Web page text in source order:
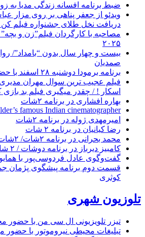
ضبط برنامه افسانه زندگی مدیا به
ویدئو از جعفر پناهی بر روی مزار
دریافت نخل طلای جشنواره فیلم کن ۲۰۲۵
مصاحبه با کارگردان فیلم”زن و
۲۰۲۵
بیست و چهار سال بدون “بامداد”/
صمدیان
برنامه برمودا دوشنبه ۲۸ اسفند با حضور ایرج حسابی
فیلم عجیب ترین سوال مهران مدیری
اسکار ! / چقدر میگیری فیلم بد
بهاره افشاری در برنامه ۲شات
famous Indian cinematographer
امیرمهدی ژوله در برنامه ۲شات
رضا کیانیان در برنامه ۲ شات
محمد بحرانی در برنامه ۲شات/ ۲شات فصل ۱ قسمت ۲
کامبیز دیرباز در برنامه دوشات / ۲ شات فصل ۱ قسمت ۱
گفت‌وگوی عادل فردوسی‌پور با
قسمت دوم برنامه پیشگوی پژمان
کوثری
تلوزیون شهری
تیزر تلویزیونی ال سی من با حضور
تبلیغات محیطی نیروموتور با